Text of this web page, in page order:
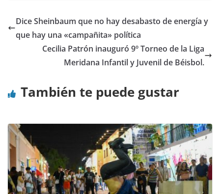
Dice Sheinbaum que no hay desabasto de energía y
que hay una «campañita» política
Cecilia Patrón inauguró 9º Torneo de la Liga
Meridana Infantil y Juvenil de Béisbol.
También te puede gustar